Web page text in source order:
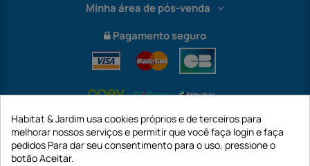
Minha área de pós-venda
Pagamento seguro
Habitat & Jardim usa cookies próprios e de terceiros para
melhorar nossos serviços e permitir que você faça login e faça
pedidos Para dar seu consentimento para o uso, pressione o
botão Aceitar.